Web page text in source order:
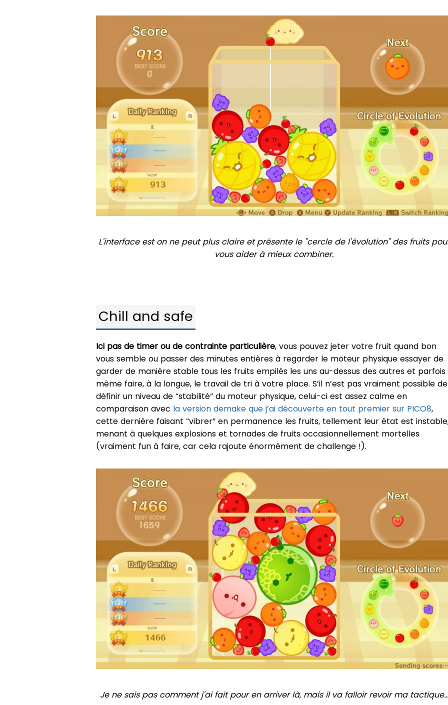
L'interface est on ne peut plus claire et présente le "cercle de l'évolution" des fruits
vous aider à mieux combiner.
Chill and safe
Ici pas de timer ou de contrainte particulière, vous pouvez jeter votre fruit quand bon
vous semble ou passer des minutes entières à regarder le moteur physique essayer de
garder de manière stable tous les fruits empilés les uns au-dessus des autres et parfois
même faire, à la longue, le travail de tri à votre place. S’il n’est pas vraiment possible de
définir un niveau de “stabilité” du moteur physique, celui-ci est assez calme en
comparaison avec la version demake que j’ai découverte en tout premier sur PICO8,
cette dernière faisant “vibrer” en permanence les fruits, tellement leur état est
menant à quelques explosions et tornades de fruits occasionnellement mortelles
(vraiment fun à faire, car cela rajoute énormément de challenge !).
Je ne sais pas comment j'ai fait pour en arriver là, mais il va falloir revoir ma tactique...